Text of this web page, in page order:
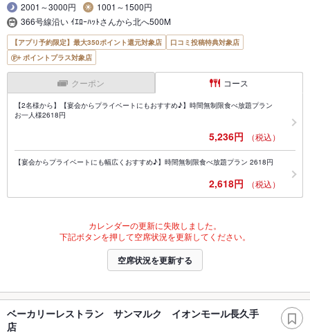
2001～3000円
1001～1500円
366号線沿い ｲｴﾛｰﾊｯﾄさんから北へ500M
【アプリ予約限定】最大350ポイント還元対象店
口コミ投稿特典対象店
ポイントプラス対象店
クーポン コース
【2名様から】【宴会からプライベートにもおすすめ♪】時間無制限食べ放題プラン
お一人様2618円
5,236円 （税込）
【宴会からプライベートにも幅広くおすすめ♪】時間無制限食べ放題プラン 2618円
2,618円 （税込）
カレンダーの更新に失敗しました。
下記ボタンを押して空席状況を更新してください。
空席状況を更新する
ベーカリーレストラン サンマルク イオンモール長久手
店